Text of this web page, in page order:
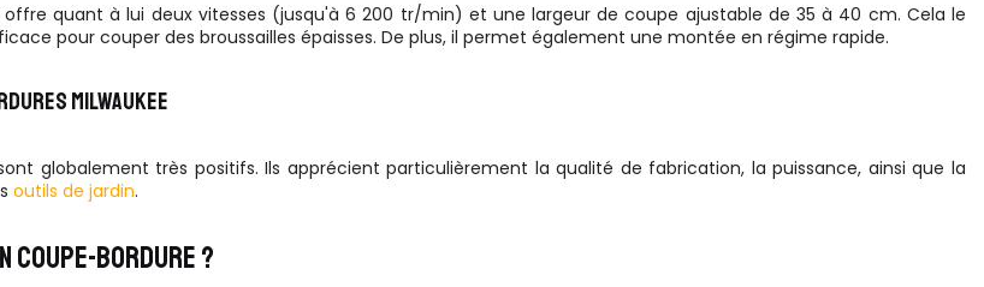
0 offre quant à lui deux vitesses (jusqu'à 6 200 tr/min) et une largeur de coupe ajustable de 35 à 40 cm. Cela le
pour couper des broussailles épaisses. De plus, il permet également une montée en régime rapide.
MILWAUKEE
globalement très positifs. Ils apprécient particulièrement la qualité de fabrication, la puissance, ainsi que la
outils de jardin.
COUPE-BORDURE ?